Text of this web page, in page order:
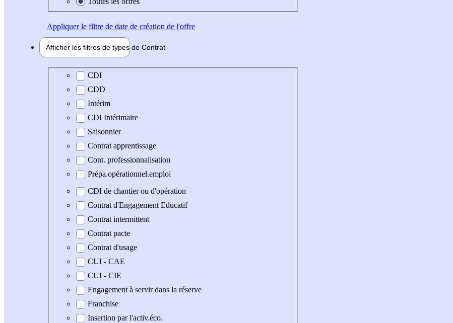
Appliquerle filtre de date de création de l'offre
Afficher les filtres de types de Contrat
Type de contrat
CDI
CDD
Intérim
CDI Intérimaire
Saisonnier
Contrat apprentissage
Cont. professionnalisation
Prépa.opérationnel.emploi
CDI de chantier ou d'opération
Contrat d'Engagement Educatif
Contrat intermittent
Contrat pacte
Contrat d'usage
CUI - CAE
CUI - CIE
Engagement à servir dans la réserve
Franchise
Insertion par l'activ.éco.